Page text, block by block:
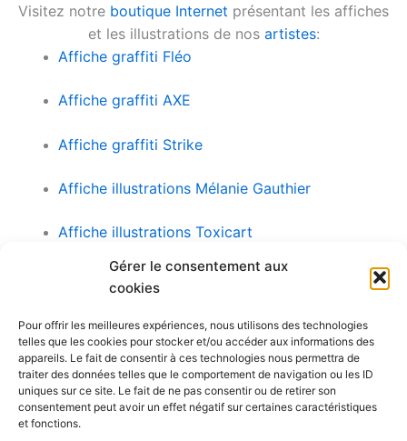
Gérer le consentement aux
cookies
Pour offrir les meilleures expériences, nous utilisons des technologies
telles que les cookies pour stocker et/ou accéder aux informations des
appareils. Le fait de consentir à ces technologies nous permettra de
traiter des données telles que le comportement de navigation ou les ID
uniques sur ce site. Le fait de ne pas consentir ou de retirer son
consentement peut avoir un effet négatif sur certaines caractéristiques
et fonctions.
Visitez notre boutique Internet présentant les affiches
et les illustrations de nos artistes:
Affiche graffiti Fléo
Affiche graffiti AXE
Affiche graffiti Strike
Affiche illustrations Mélanie Gauthier
Affiche illustrations Toxicart
Affiche illustrations Lucie Latour
Affiche illustrations Dr Shorty
Pour rejoindre un artiste du Café Graffiti: (514) 259-
6900cafegraffiti@cafegraffiti.net
Bistro le Ste Cath